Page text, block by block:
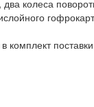
колеса